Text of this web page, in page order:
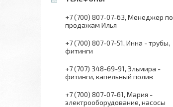
+7 (700) 807-07-63 Менеджер по
продажам Илья
+7 (700) 807-07-51 Инна - трубы,
фитинги
+7 (707) 348-69-91 Эльмира -
фитинги, капельный полив
+7 (700) 807-07-61 Мария -
электрооборудование, насосы